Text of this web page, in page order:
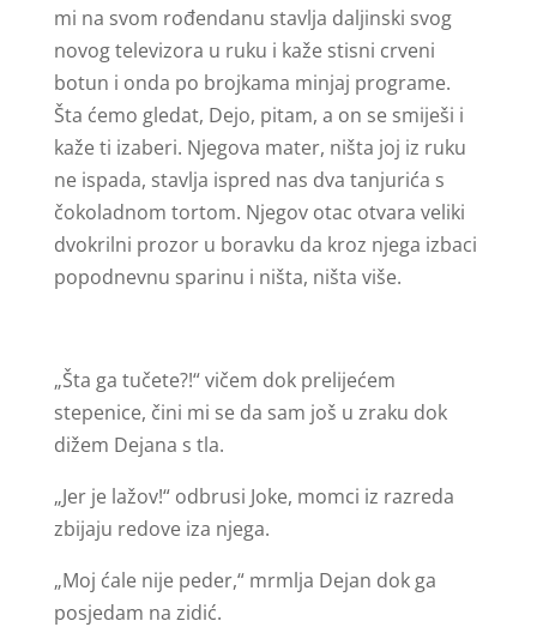
mi na svom rođendanu stavlja daljinski svog
novog televizora u ruku i kaže stisni crveni
botun i onda po brojkama minjaj programe.
Šta ćemo gledat, Dejo, pitam, a on se smiješi i
kaže ti izaberi. Njegova mater, ništa joj iz ruku
ne ispada, stavlja ispred nas dva tanjurića s
čokoladnom tortom. Njegov otac otvara veliki
dvokrilni prozor u boravku da kroz njega izbaci
popodnevnu sparinu i ništa, ništa više.
„Šta ga tučete?!“ vičem dok prelijećem
stepenice, čini mi se da sam još u zraku dok
dižem Dejana s tla.
„Jer je lažov!“ odbrusi Joke, momci iz razreda
zbijaju redove iza njega.
„Moj ćale nije peder,“ mrmlja Dejan dok ga
posjedam na zidić.